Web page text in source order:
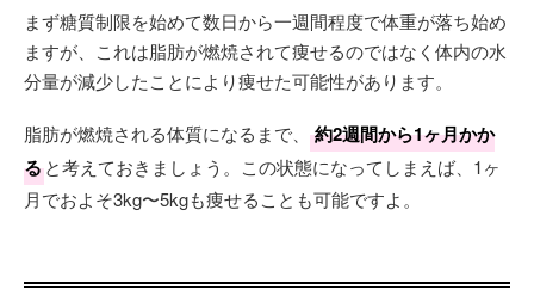
まず糖質制限を始めて数日から一週間程度で体重が落ち始め
ますが、これは脂肪が燃焼されて痩せるのではなく体内の水
分量が減少したことにより痩せた可能性があります。
脂肪が燃焼される体質になるまで、
約2週間から1ヶ月かか
ると考えておきましょう。この状態になってしまえば、1ヶ
月でおよそ3kg〜5kgも痩せることも可能ですよ。